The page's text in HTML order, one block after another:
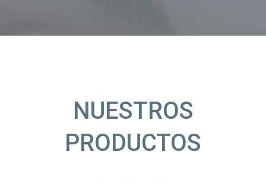
NUESTROS
PRODUCTOS